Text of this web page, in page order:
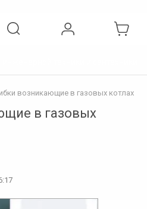
возникающие в газовых котлах
в газовых